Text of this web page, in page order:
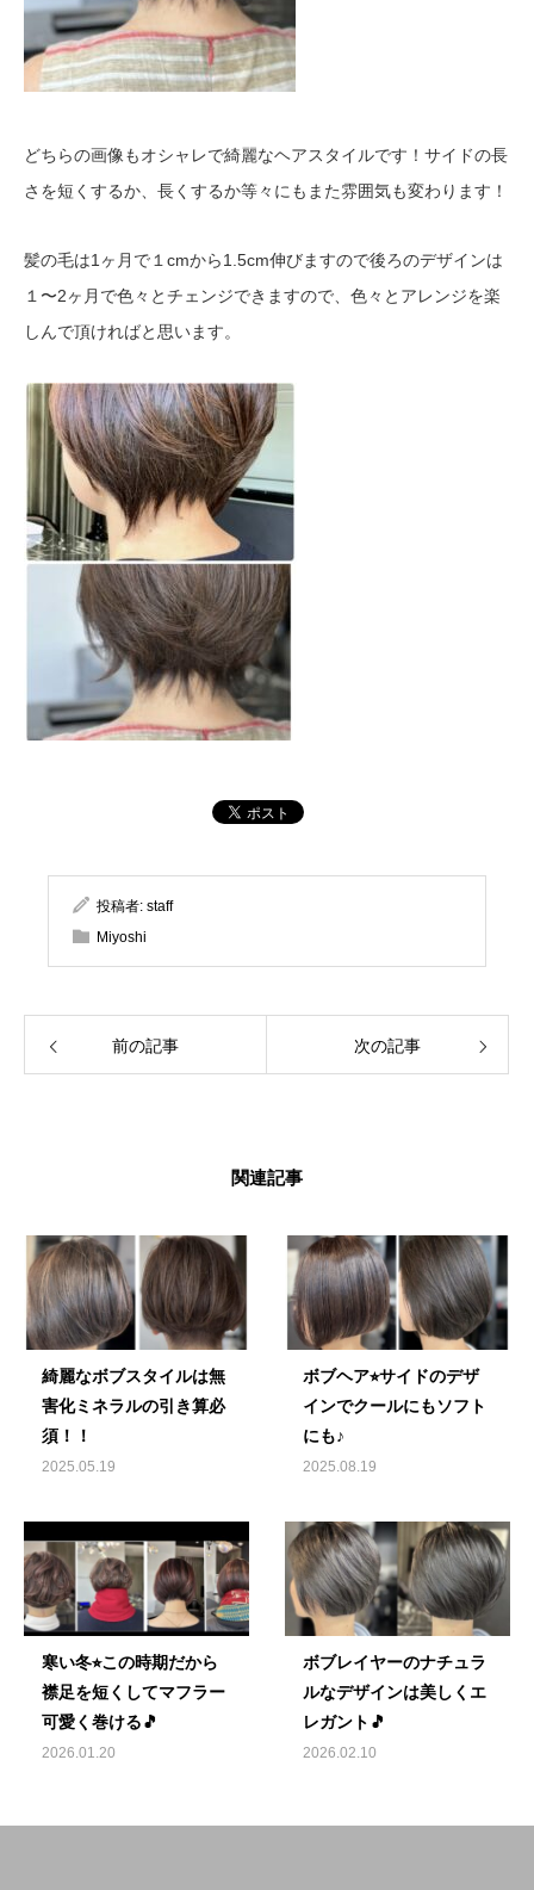
どちらの画像もオシャレで綺麗なヘアスタイルです！サイドの長
さを短くするか、長くするか等々にもまた雰囲気も変わります！
髪の毛は1ヶ月で１cmから1.5cm伸びますので後ろのデザインは
１〜2ヶ月で色々とチェンジできますので、色々とアレンジを楽
しんで頂ければと思います。
投稿者: staff
Miyoshi
前の記事 次の記事
関連記事
綺麗なボブスタイルは無
害化ミネラルの引き算必
須！！
2025.05.19
ボブヘア⭐︎サイドのデザ
インでクールにもソフト
にも♪
2025.08.19
寒い冬⭐︎この時期だから
襟足を短くしてマフラー
可愛く巻ける🎵
2026.01.20
ボブレイヤーのナチュラ
ルなデザインは美しくエ
レガント🎵
2026.02.10